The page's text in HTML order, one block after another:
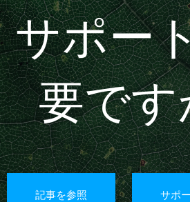
サポー
要で
記事を参照 サポ